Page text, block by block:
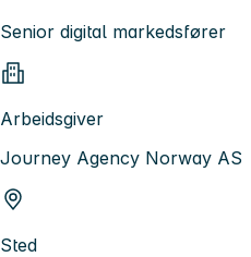
Senior digital markedsfører
Arbeidsgiver
Journey Agency Norway AS
Sted